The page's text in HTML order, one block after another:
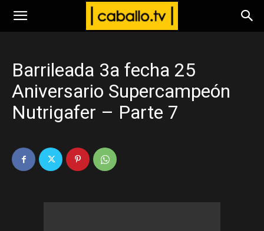
www.caballo.tv
Barrileada 3a fecha 25
Aniversario Supercampeón
Nutrigafer – Parte 7